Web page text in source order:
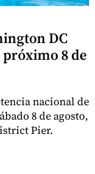
DC
8 de
nacional de
8 de agosto,
Pier.